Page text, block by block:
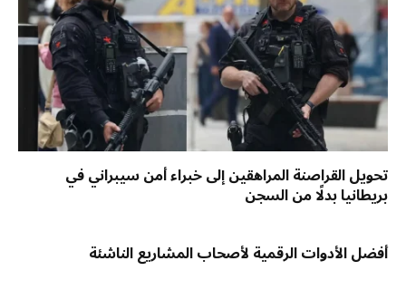
تحويل القراصنة المراهقين إلى خبراء أمن سيبراني في
بريطانيا بدلًا من السجن
أفضل الأدوات الرقمية لأصحاب المشاريع الناشئة